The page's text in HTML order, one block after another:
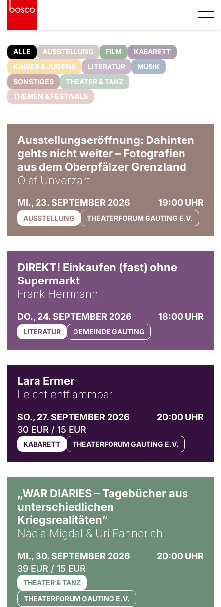
ALLE AUSSTELLUNG FILM
KABARETT
KINDER & JUGEND
LITERATUR
MUSIK
SONSTIGES
THEATER & TANZ
THEMEN & FESTIVALS
Ausstellungseröffnung: Dahinten
gehts nicht weiter – Fotografien
aus dem Oberpfälzer Grenzland
Olaf Unverzart
MI., 23. SEPTEMBER 2026 19:00 UHR
AUSSTELLUNG THEATERFORUM GAUTING E.V.
DIREKT! Einkaufen (fast) ohne
Supermarkt
Frank Herrmann
DO., 24. SEPTEMBER 2026 18:00 UHR
LITERATUR GEMEINDE GAUTING
Lara Ermer
Leicht entflammbar
SO., 27. SEPTEMBER 2026
20:00 UHR
30 EUR / 15 EUR
KABARETT THEATERFORUM GAUTING E.V.
„WAR DIARIES – Tagebücher aus
unterschiedlichen
Kriegsrealitäten“
Nadia Migdal & Uri Fahndrich
MI., 30. SEPTEMBER 2026
20:00 UHR
39 EUR / 15 EUR
THEATER & TANZ
THEATERFORUM GAUTING E.V.